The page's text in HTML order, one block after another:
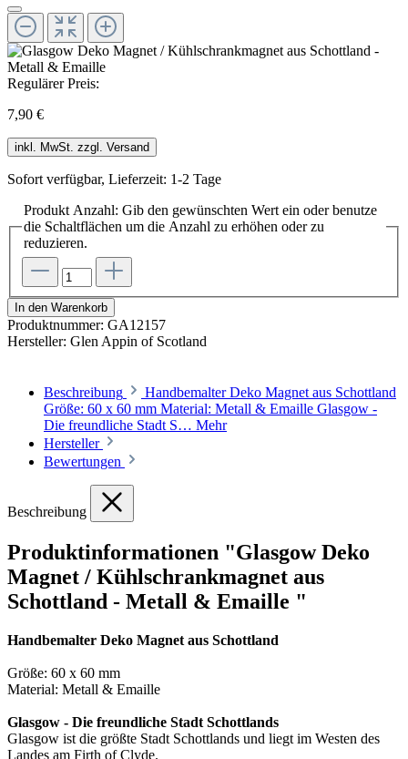
Regulärer Preis:
7,90 €
inkl. MwSt. zzgl. Versand
Sofort verfügbar, Lieferzeit: 1-2 Tage
Produkt Anzahl: Gib den gewünschten Wert ein oder benutze
die Schaltflächen um die Anzahl zu erhöhen oder zu
reduzieren.
In den Warenkorb
Produktnummer: GA12157
Hersteller: Glen Appin of Scotland
Beschreibung
Handbemalter Deko Magnet aus Schottland
Größe: 60 x 60 mm Material: Metall & Emaille Glasgow -
Die freundliche Stadt S… Mehr
Hersteller
Bewertungen
Beschreibung
Produktinformationen "Glasgow Deko
Magnet / Kühlschrankmagnet aus
Schottland - Metall & Emaille "
Handbemalter Deko Magnet aus Schottland
Größe: 60 x 60 mm
Material: Metall & Emaille
Glasgow - Die freundliche Stadt Schottlands
Glasgow ist die größte Stadt Schottlands und liegt im Westen des
Landes am Firth of Clyde.